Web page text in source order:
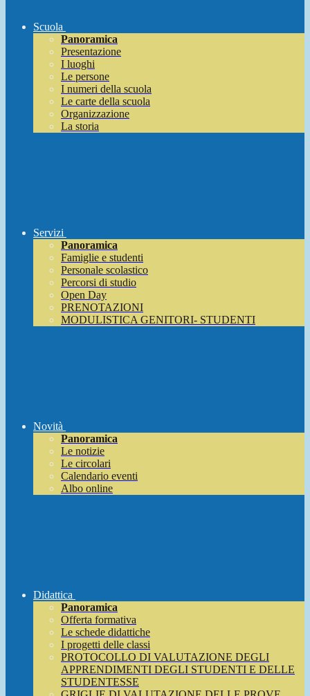
Scuola
Panoramica
Presentazione
I luoghi
Le persone
I numeri della scuola
Le carte della scuola
Organizzazione
La storia
Servizi
Panoramica
Famiglie e studenti
Personale scolastico
Percorsi di studio
Open Day
PRENOTAZIONI
MODULISTICA GENITORI- STUDENTI
Novità
Panoramica
Le notizie
Le circolari
Calendario eventi
Albo online
Didattica
Panoramica
Offerta formativa
Le schede didattiche
I progetti delle classi
PROTOCOLLO DI VALUTAZIONE DEGLI
APPRENDIMENTI DEGLI STUDENTI E DELLE
STUDENTESSE